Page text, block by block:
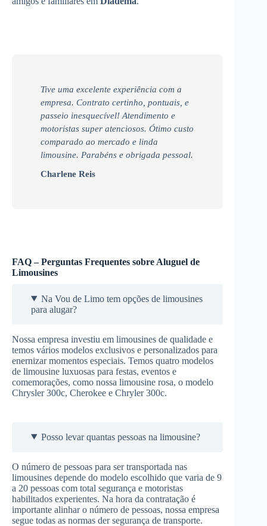
Tive uma excelente experiência com a
empresa. Contrato certinho, pontuais, e
passeio inesquecível! Atendimento e
motoristas super atenciosos. Ótimo custo
comparado ao mercado e linda
limousine. Parabéns e obrigada pessoal.
Charlene Reis
FAQ – Perguntas Frequentes sobre Aluguel de
Limousines
Na Vou de Limo tem opções de limousines
para alugar?
Nossa empresa investiu em limousines de qualidade e
temos vários modelos exclusivos e personalizados para
enernizar momentos especiais. Temos quatro modelos
de limousine luxuosas para festas, eventos e
comemorações, como nossa limousine rosa, o modelo
Chrysler 300c, Cherokee e Chryler 300c.
Posso levar quantas pessoas na limousine?
O número de pessoas para ser transportada nas
limousines depende do modelo escolhido que varia de 9
a 20 pessoas com total segurança e motoristas
habilitados experientes. Na hora da contratação é
importante alinhar o número de pessoas, nossa empresa
segue todas as normas der segurança de transporte.